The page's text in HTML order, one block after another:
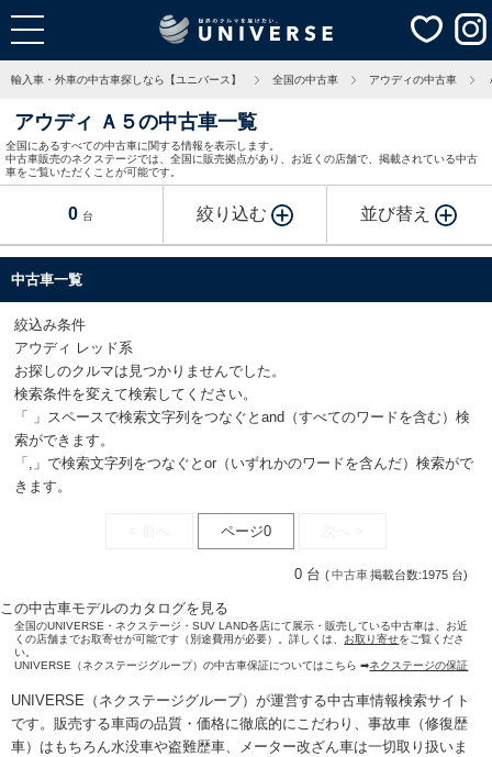
輸入車・外車の中古車探しなら【ユニバース】 全国の中古車 アウディの中古車
アウディ Ａ５の中古車一覧
全国にあるすべての中古車に関する情報を表示します。
中古車販売のネクステージでは、全国に販売拠点があり、お近くの店舗で、掲載されている中古
車をご覧いただくことが可能です。
0 台 絞り込む 並び替え
中古車一覧
絞込み条件
アウディ レッド系
お探しのクルマは見つかりませんでした。
検索条件を変えて検索してください。
「 」スペースで検索文字列をつなぐとand（すべてのワードを含む）検
索ができます。
「,」で検索文字列をつなぐとor（いずれかのワードを含んだ）検索がで
きます。
ページ0
0 台 (中古車掲載台数:1975 台)
この中古車モデルのカタログを見る
全国のUNIVERSE・ネクステージ・SUV LAND各店にて展示・販売している中古車は、お近
くの店舗までお取寄せが可能です（別途費用が必要）。詳しくは、 お取り寄せをご覧くださ
い。
UNIVERSE（ネクステージグループ）の中古車保証についてはこちら ➡ネクステージの保証
UNIVERSE（ネクステージグループ）が運営する中古車情報検索サイト
です。販売する車両の品質・価格に徹底的にこだわり、事故車（修復歴
車）はもちろん水没車や盗難歴車、メーター改ざん車は一切取り扱いま